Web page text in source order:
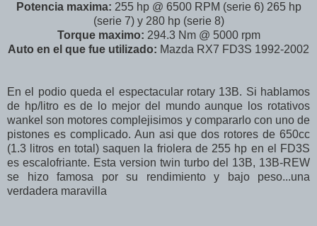
Potencia maxima: 255 hp @ 6500 RPM (serie 6) 265 hp
(serie 7) y 280 hp (serie 8)
Torque maximo: 294.3 Nm @ 5000 rpm
Auto en el que fue utilizado: Mazda RX7 FD3S 1992-2002
En el podio queda el espectacular rotary 13B. Si hablamos
de hp/litro es de lo mejor del mundo aunque los rotativos
wankel son motores complejisimos y compararlo con uno de
pistones es complicado. Aun asi que dos rotores de 650cc
(1.3 litros en total) saquen la friolera de 255 hp en el FD3S
es escalofriante. Esta version twin turbo del 13B, 13B-REW
se hizo famosa por su rendimiento y bajo peso...una
verdadera maravilla